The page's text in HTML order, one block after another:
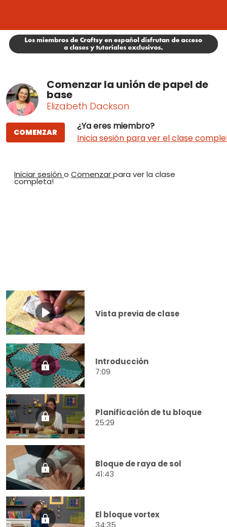
Comenzar la unión de papel de
base
Elizabeth Dackson
¿Ya eres miembro?
Inicia sesión para ver el clase
COMENZAR
Iniciar sesión o Comenzarpara ver la clase
completa!
Vista previa de clase
Introducción
7:09
Planificación de tu bloque
25:29
Bloque de raya de sol
41:43
El bloque vortex
34:35